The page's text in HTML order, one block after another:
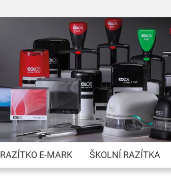
Přejít
na
obsah
RAZÍTKO E-MARK ŠKOLNÍ RAZÍTKA